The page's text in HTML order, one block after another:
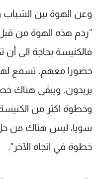
وعن الهوة بين الشباب
"ردم هذه الهوة من
فالكنيسة بحاجة الى أن
حضورا معهم. تسمع
يريدون. ويبقى هناك
وخطوة اكثر من
سويا، ليس هناك من
خطوة في اتجاه الآخر".